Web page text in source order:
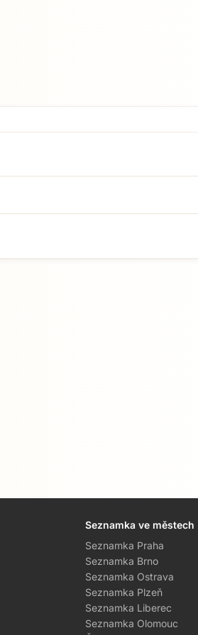
Seznamka ve městech
Seznamka Praha
Seznamka Brno
Seznamka Ostrava
Seznamka Plzeň
Seznamka Liberec
Seznamka Olomouc